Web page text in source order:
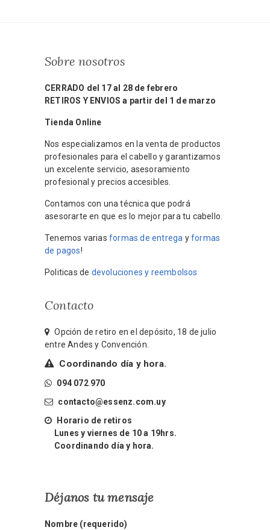
Sobre nosotros
CERRADO del 17 al 28 de febrero
RETIROS Y ENVIOS a partir del 1 de marzo
Tienda Online
Nos especializamos en la venta de productos
profesionales para el cabello y garantizamos
un excelente servicio, asesoramiento
profesional y precios accesibles.
Contamos con una técnica que podrá
asesorarte en que es lo mejor para tu cabello.
Tenemos varias formas de entrega yformas
de pagos!
Politicas de devoluciones y reembolsos
Contacto
Opción de retiro en el depósito, 18 de julio
entre Andes y Convención.
Coordinando día y hora.
094 072 970
contacto@essenz.com.uy
Horario de retiros
Lunes y viernes de 10 a 19hrs.
Coordinando día y hora.
Déjanos tu mensaje
Nombre (requerido)